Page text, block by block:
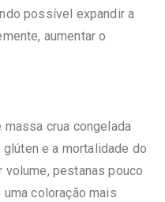
possível expandir a
aumentar o
crua congelada
e a mortalidade do
volume, pestanas pouco
coloração mais